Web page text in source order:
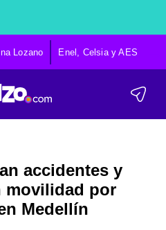
Lozano Enel, Celsia y AES
accidentes y
movilidad por
Medellín